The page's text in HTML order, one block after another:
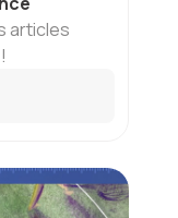
articles